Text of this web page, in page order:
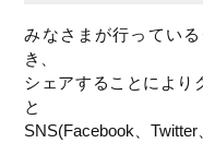
みなさまが行ってい
き、
シェアすることにより
と
SNS(Facebook、